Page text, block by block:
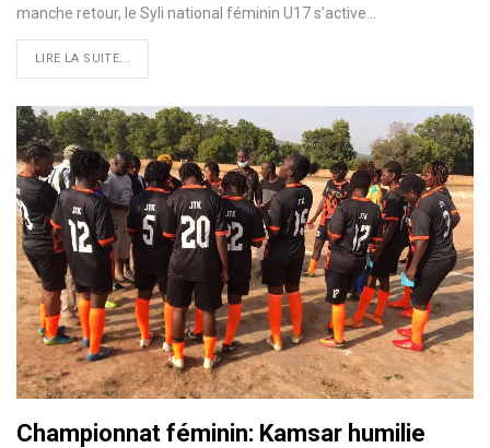
manche retour, le Syli national féminin U17 s’active…
LIRE LA SUITE...
Championnat féminin: Kamsar humilie